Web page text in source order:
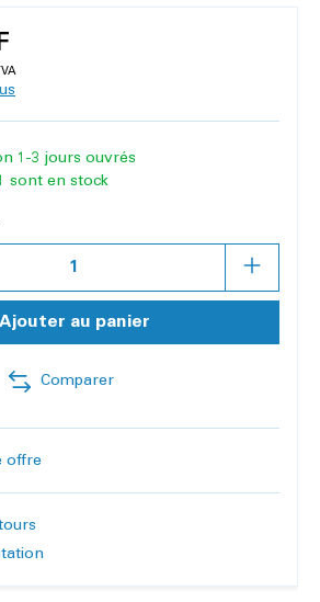
1-3 jours ouvrés
sont en stock
Ajouter au panier
Comparer
offre